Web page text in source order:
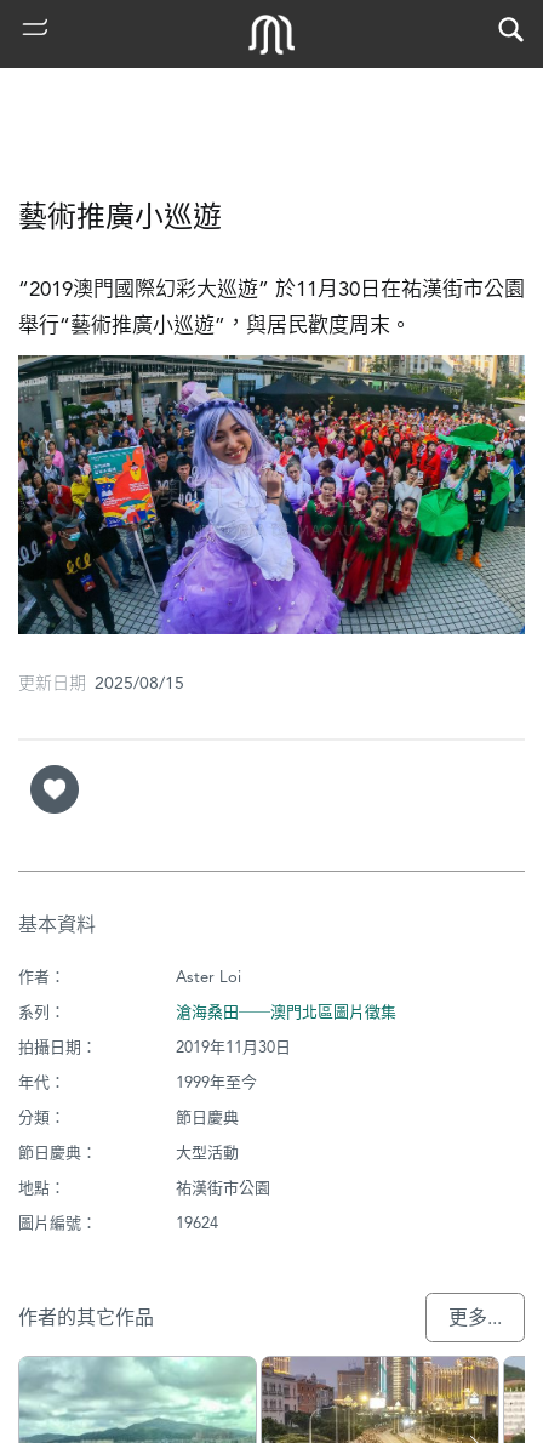
熱
門
搜
索
古
地
圖
媽
堂
街
市
藝術推廣小巡遊
“2019澳門國際幻彩大巡遊” 於11月30日在祐漢街市公園
舉行“藝術推廣小巡遊”，與居民歡度周末。
更新日期 2025/08/15
基本資料
作者：
Aster Loi
系列：
滄海桑田──澳門北區圖片徵集
拍攝日期：
2019年11月30日
年代：
1999年至今
分類：
節日慶典
節日慶典：
大型活動
地點：
祐漢街市公園
圖片編號：
19624
作者的其它作品 更多...